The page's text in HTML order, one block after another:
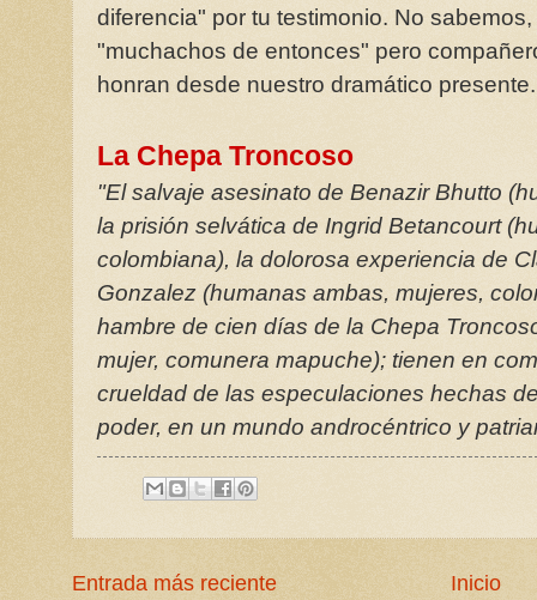
diferencia" por tu testimonio. No
"muchachos de entonces" pero
honran desde nuestro dramático
La Chepa Troncoso
"El salvaje asesinato de Benazir Bhutto
la prisión selvática de Ingrid Betancourt
colombiana), la dolorosa experiencia de
Gonzalez (humanas ambas, mujeres,
hambre de cien días de la Chepa
mujer, comunera mapuche); tienen en
crueldad de las especulaciones hechas
poder, en un mundo androcéntrico y
Entrada más reciente Inicio